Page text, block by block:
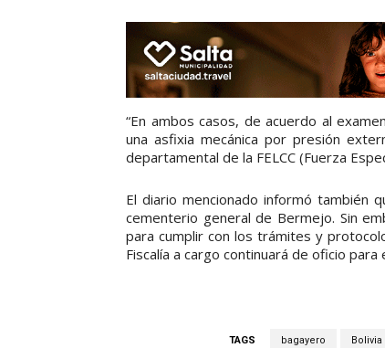
“En ambos casos, de acuerdo al
una asfixia mecánica por presión
departamental de la FELCC (Fuerza
El diario mencionado informó también
cementerio general de Bermejo. Sin
para cumplir con los trámites y
Fiscalía a cargo continuará de oficio
TAGS bagayero Bolivia